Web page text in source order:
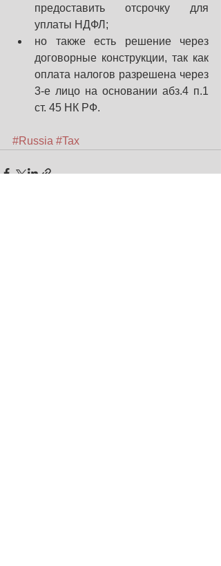
предоставить отсрочку для
уплаты НДФЛ;
но также есть решение через
договорные конструкции, так как
оплата налогов разрешена через
3-е лицо на основании абз.4 п.1
ст. 45 НК РФ.
#Russia #Tax